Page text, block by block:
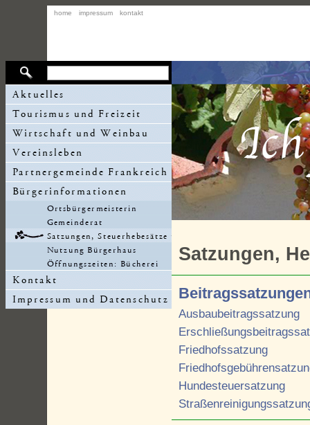
home impressum kontakt
Satzungen,
Ausbaubeitragssatzung
Friedhofssatzung
Hundesteuersatzung